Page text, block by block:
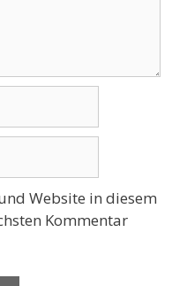
Website in diesem
Kommentar